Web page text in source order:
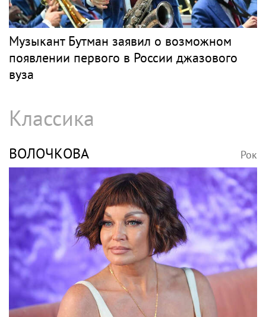
Музыкант Бутман заявил о возможном
появлении первого в России джазового
вуза
Классика
ВОЛОЧКОВА Рок